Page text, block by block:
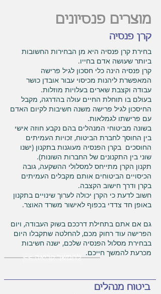
בחירת קרן פנסיה היא מן הבחירות החשובות
ביותר שעושה אדם בחייו.
קרן פנסיה הינה כלי חסכון לגיל פרישה
המאפשרת ליהנות מכיסוי עבור אובדן כושר
עבודה וקצבת שארים בעלויות מוזלות.
בעולם בו תוחלת החיים עולה בהדרגה, מקבל
החיסכון לגיל פרישה משנה חשיבות לקיום האדם
עם פרישתו לגמלאות.
בשונה מביטוחי המנהלים בהם נקבע חוזה אישי
בין החוסך לחברת הביטוח, זכויות העמיתים
החוסכים בקרן הפנסיה מעוגנות בתקנון (ישנו
שוני בין התקנונים של החברות השונות).
תקנון הקרן מתייחס למסלולי ההשקעה, גובה
הכיסויים הביטוחים אותם מקבלים העמיתים
בקרן ודרך חישוב הקצבה.
חשוב לדעת כי הקרן יכולה לערוך שינויים בתקנון
באופן חד צדדי בכפוף לאישור משרד האוצר.
גם אם אתם בתחילת דרככם בשוק העבודה, ויום
הפרישה עוד רחוק מכם, להחלטה שתקבלו היום
בבחירת מסלול הפנסיה שלכם, ישנה חשיבות
מכרעת להמשך חייכם.
מוצרים פנסיונים
קרן פנסיה
<< להמשך קריאה
ביטוח מנהלים